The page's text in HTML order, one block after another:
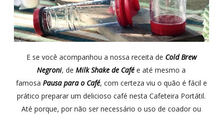
E se você acompanhou a nossa receita de Cold Brew
Negroni, deMilk Shake de Cafée até mesmo a
famosa Pausa para o Café, com certeza viu o quão é fácil e
prático preparar um delicioso café nesta Cafeteira Portátil.
Até porque, por não ser necessário o uso de coador ou